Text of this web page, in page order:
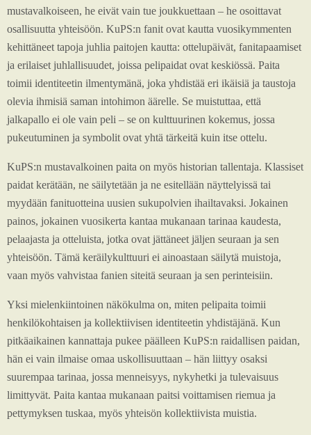
mustavalkoiseen, he eivät vain tue joukkuettaan – he osoittavat
osallisuutta yhteisöön. KuPS:n fanit ovat kautta vuosikymmenten
kehittäneet tapoja juhlia paitojen kautta: ottelupäivät, fanitapaamiset
ja erilaiset juhlallisuudet, joissa pelipaidat ovat keskiössä. Paita
toimii identiteetin ilmentymänä, joka yhdistää eri ikäisiä ja taustoja
olevia ihmisiä saman intohimon äärelle. Se muistuttaa, että
jalkapallo ei ole vain peli – se on kulttuurinen kokemus, jossa
pukeutuminen ja symbolit ovat yhtä tärkeitä kuin itse ottelu.
KuPS:n mustavalkoinen paita on myös historian tallentaja. Klassiset
paidat kerätään, ne säilytetään ja ne esitellään näyttelyissä tai
myydään fanituotteina uusien sukupolvien ihailtavaksi. Jokainen
painos, jokainen vuosikerta kantaa mukanaan tarinaa kaudesta,
pelaajasta ja otteluista, jotka ovat jättäneet jäljen seuraan ja sen
yhteisöön. Tämä keräilykulttuuri ei ainoastaan säilytä muistoja,
vaan myös vahvistaa fanien siteitä seuraan ja sen perinteisiin.
Yksi mielenkiintoinen näkökulma on, miten pelipaita toimii
henkilökohtaisen ja kollektiivisen identiteetin yhdistäjänä. Kun
pitkäaikainen kannattaja pukee päälleen KuPS:n raidallisen paidan,
hän ei vain ilmaise omaa uskollisuuttaan – hän liittyy osaksi
suurempaa tarinaa, jossa menneisyys, nykyhetki ja tulevaisuus
limittyvät. Paita kantaa mukanaan paitsi voittamisen riemua ja
pettymyksen tuskaa, myös yhteisön kollektiivista muistia.